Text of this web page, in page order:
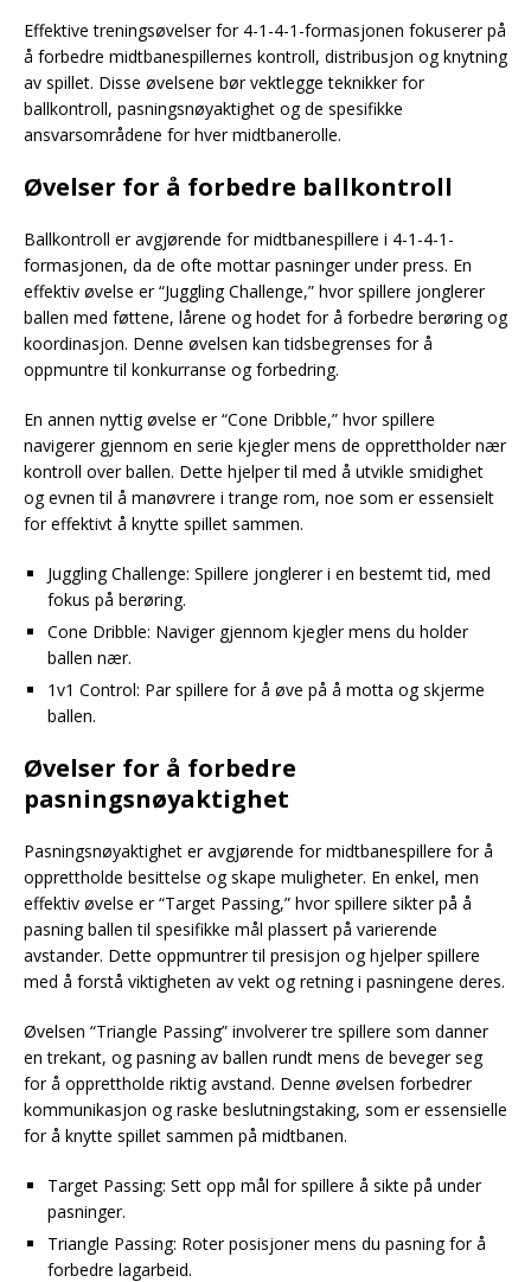
Effektive treningsøvelser for 4-1-4-1-formasjonen fokuserer på
å forbedre midtbanespillernes kontroll, distribusjon og knytning
av spillet. Disse øvelsene bør vektlegge teknikker for
ballkontroll, pasningsnøyaktighet og de spesifikke
ansvarsområdene for hver midtbanerolle.
Øvelser for å forbedre ballkontroll
Ballkontroll er avgjørende for midtbanespillere i 4-1-4-1-
formasjonen, da de ofte mottar pasninger under press. En
effektiv øvelse er “Juggling Challenge,” hvor spillere jonglerer
ballen med føttene, lårene og hodet for å forbedre berøring og
koordinasjon. Denne øvelsen kan tidsbegrenses for å
oppmuntre til konkurranse og forbedring.
En annen nyttig øvelse er “Cone Dribble,” hvor spillere
navigerer gjennom en serie kjegler mens de opprettholder nær
kontroll over ballen. Dette hjelper til med å utvikle smidighet
og evnen til å manøvrere i trange rom, noe som er essensielt
for effektivt å knytte spillet sammen.
Juggling Challenge: Spillere jonglerer i en bestemt tid, med
fokus på berøring.
Cone Dribble: Naviger gjennom kjegler mens du holder
ballen nær.
1v1 Control: Par spillere for å øve på å motta og skjerme
ballen.
Øvelser for å forbedre
pasningsnøyaktighet
Pasningsnøyaktighet er avgjørende for midtbanespillere for å
opprettholde besittelse og skape muligheter. En enkel, men
effektiv øvelse er “Target Passing,” hvor spillere sikter på å
pasning ballen til spesifikke mål plassert på varierende
avstander. Dette oppmuntrer til presisjon og hjelper spillere
med å forstå viktigheten av vekt og retning i pasningene deres.
Øvelsen “Triangle Passing” involverer tre spillere som danner
en trekant, og pasning av ballen rundt mens de beveger seg
for å opprettholde riktig avstand. Denne øvelsen forbedrer
kommunikasjon og raske beslutningstaking, som er essensielle
for å knytte spillet sammen på midtbanen.
Target Passing: Sett opp mål for spillere å sikte på under
pasninger.
Triangle Passing: Roter posisjoner mens du pasning for å
forbedre lagarbeid.